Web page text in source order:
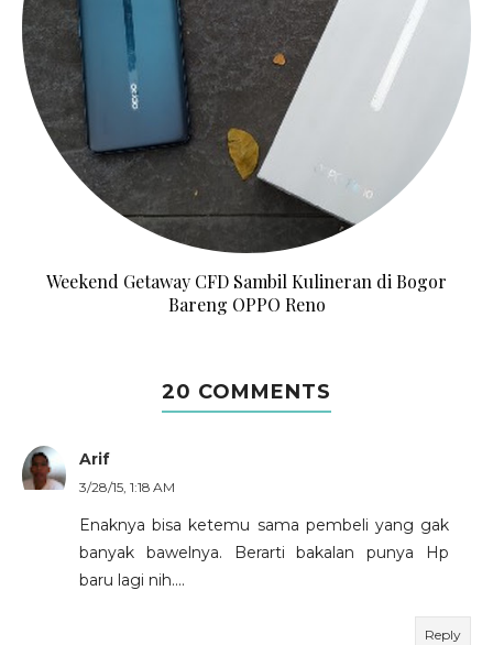
Weekend Getaway CFD Sambil Kulineran di Bogor
Bareng OPPO Reno
20 COMMENTS
Arif
3/28/15, 1:18 AM
Enaknya bisa ketemu sama pembeli yang gak
banyak bawelnya. Berarti bakalan punya Hp
baru lagi nih....
Reply